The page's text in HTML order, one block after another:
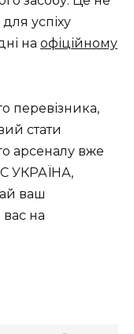
успіху
на офіційному
перевізника,
стати
арсеналу вже
УКРАЇНА,
ваш
на